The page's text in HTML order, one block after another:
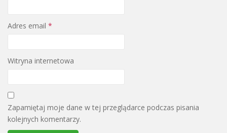
Adres email *
Witryna internetowa
Zapamiętaj moje dane w tej przeglądarce podczas pisania
kolejnych komentarzy.